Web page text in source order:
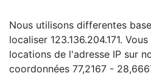
Nous utilisons differentes
localiser 123.136.204.171.
locations de l'adresse IP sur
coordonnées 77,2167 -